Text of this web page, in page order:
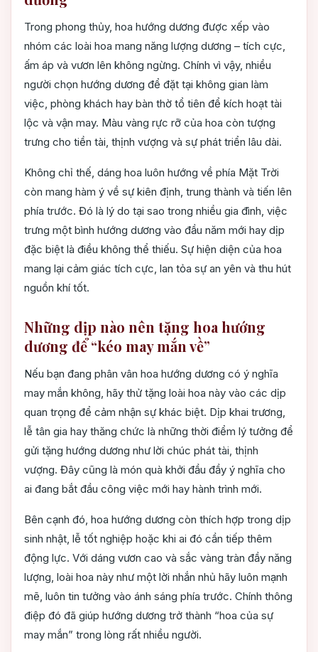
Trong phong thủy, hoa hướng dương được xếp vào
nhóm các loài hoa mang năng lượng dương – tích cực,
ấm áp và vươn lên không ngừng. Chính vì vậy, nhiều
người chọn hướng dương để đặt tại không gian làm
việc, phòng khách hay bàn thờ tổ tiên để kích hoạt tài
lộc và vận may. Màu vàng rực rỡ của hoa còn tượng
trưng cho tiền tài, thịnh vượng và sự phát triển lâu dài.
Không chỉ thế, dáng hoa luôn hướng về phía Mặt Trời
còn mang hàm ý về sự kiên định, trung thành và tiến lên
phía trước. Đó là lý do tại sao trong nhiều gia đình, việc
trưng một bình hướng dương vào đầu năm mới hay dịp
đặc biệt là điều không thể thiếu. Sự hiện diện của hoa
mang lại cảm giác tích cực, lan tỏa sự an yên và thu hút
nguồn khí tốt.
Những dịp nào nên tặng hoa hướng
dương để “kéo may mắn về”
Nếu bạn đang phân vân hoa hướng dương có ý nghĩa
may mắn không, hãy thử tặng loài hoa này vào các dịp
quan trọng để cảm nhận sự khác biệt. Dịp khai trương,
lễ tân gia hay thăng chức là những thời điểm lý tưởng để
gửi tặng hướng dương như lời chúc phát tài, thịnh
vượng. Đây cũng là món quà khởi đầu đầy ý nghĩa cho
ai đang bắt đầu công việc mới hay hành trình mới.
Bên cạnh đó, hoa hướng dương còn thích hợp trong dịp
sinh nhật, lễ tốt nghiệp hoặc khi ai đó cần tiếp thêm
động lực. Với dáng vươn cao và sắc vàng tràn đầy năng
lượng, loài hoa này như một lời nhắn nhủ hãy luôn mạnh
mẽ, luôn tin tưởng vào ánh sáng phía trước. Chính thông
điệp đó đã giúp hướng dương trở thành “hoa của sự
may mắn” trong lòng rất nhiều người.